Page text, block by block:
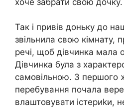
Так і привів доньку до
звільнила свою кімнату,
речі, щоб дівчинка мала
Дівчинка була з
самовільною. З першого
перебування почала
влаштовувати істериkи,